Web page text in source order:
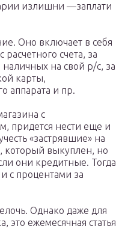
излишни —­заплати
Оно включает в себя
счета, за
на свой р/с, за
карты,
аппарата и пр.­
с
придется нести еще и
«застрявшие» на
который выкуплен, но
они кредитные. Тогда
с процентами за
Однако даже для
это ежемесячная статья